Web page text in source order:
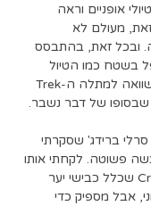
אופניים וראה
זאת, מעולם לא
ובכל זאת, בהתבסס
בשטח כמו הטיול
ביוטה שעליו רכבתי בסתיו הזה, במיוחד בהשוואה למתלה ה-Trek
ברידג' שסקרתי
פשוטה. לקחתי אותו
לטיול בשטח מעורב צפונית ל-Crested Butte שכלל כבישי יער
אבל מספיק כדי